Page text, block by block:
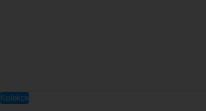
Kolekce